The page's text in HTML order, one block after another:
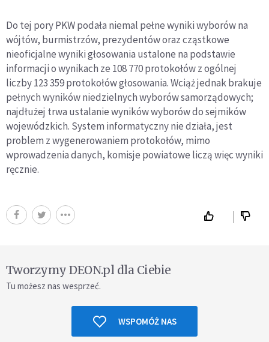
Do tej pory PKW podała niemal pełne wyniki wyborów na
wójtów, burmistrzów, prezydentów oraz cząstkowe
nieoficjalne wyniki głosowania ustalone na podstawie
informacji o wynikach ze 108 770 protokołów z ogólnej
liczby 123 359 protokołów głosowania. Wciąż jednak brakuje
pełnych wyników niedzielnych wyborów samorządowych;
najdłużej trwa ustalanie wyników wyborów do sejmików
wojewódzkich. System informatyczny nie działa, jest
problem z wygenerowaniem protokołów, mimo
wprowadzenia danych, komisje powiatowe liczą więc wyniki
ręcznie.
Tworzymy DEON.pl dla Ciebie
Tu możesz nas wesprzeć.
WSPOMÓŻ NAS